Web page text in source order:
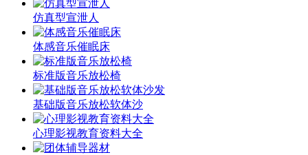
仿真型宣泄人
体感音乐催眠床
标准版音乐放松椅
基础版音乐放松软体沙
心理影视教育资料大全